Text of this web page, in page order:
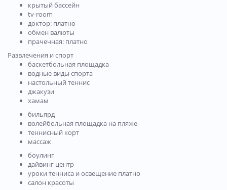
крытый бассейн
tv-room
доктор: платно
обмен валюты
прачечная: платно
Развлечения и спорт
баскетбольная площадка
водные виды спорта
настольный теннис
джакузи
хамам
бильярд
волейбольная площадка на пляже
теннисный корт
массаж
боулинг
дайвинг центр
уроки тенниса и освещение платно
салон красоты